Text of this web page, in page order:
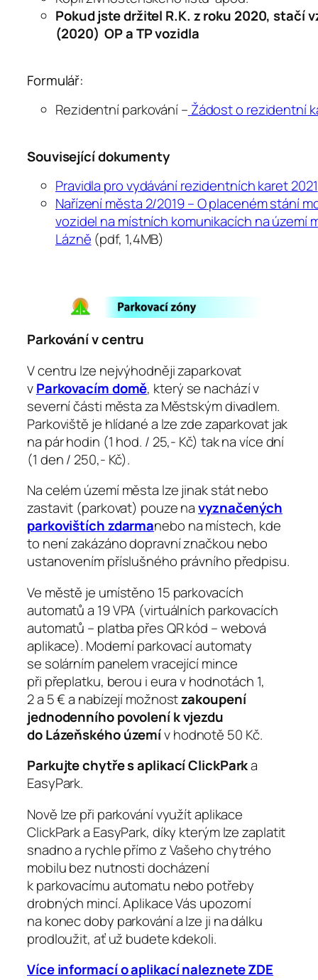
Pokud jste držitel R.K. z roku 2020, stačí
(2020) OP a TP vozidla
Formulář:
Rezidentní parkování – Žádost o rezidentní
Související dokumenty
Pravidla pro vydávání rezidentních karet 2021
Nařízení města 2/2019 – O placeném stání
vozidel na místních komunikacích na území
Lázně (pdf, 1,4MB)
Parkování v centru
V centru lze nejvýhodněji zaparkovat
vParkovacím domě, který se nachází v
severní části města za Městským divadlem.
Parkoviště je hlídané a lze zde zaparkovat jak
na pár hodin (1 hod. / 25,- Kč) tak na více dní
(1 den / 250,- Kč).
Na celém území města lze jinak stát nebo
zastavit (parkovat) pouze navyznačených
parkovištích zdarmanebo na místech, kde
to není zakázáno dopravní značkou nebo
ustanovením příslušného právního předpisu.
Ve městě je umístěno 15 parkovacích
automatů a 19 VPA (virtuálních parkovacích
automatů – platba přes QR kód – webová
aplikace). Moderní parkovací automaty
se solárním panelem vracející mince
při přeplatku, berou i eura v hodnotách 1,
2 a 5 € a nabízejí možnostzakoupení
jednodenního povolení k vjezdu
do Lázeňského územív hodnotě 50 Kč.
Parkujte chytře s aplikací ClickParka
EasyPark.
Nově lze při parkování využít aplikace
ClickPark a EasyPark, díky kterým lze zaplatit
snadno a rychle přímo z Vašeho chytrého
mobilu bez nutnosti docházení
k parkovacímu automatu nebo potřeby
drobných mincí. Aplikace Vás upozorní
na konec doby parkování a lze ji na dálku
prodloužit, ať už budete kdekoli.
Více informací o aplikací naleznete ZDE